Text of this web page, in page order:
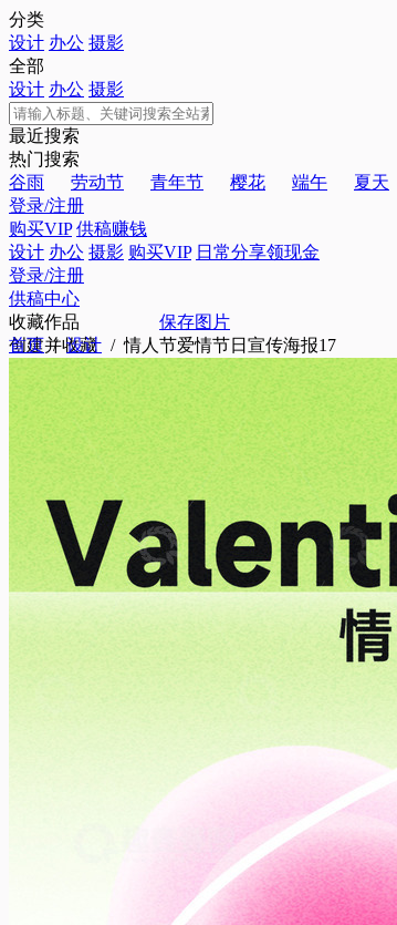
分类
设计 办公 摄影
全部
设计 办公 摄影
最近搜索
热门搜索
谷雨
劳动节 青年节 樱花 端午 夏天
登录/注册
购买VIP 供稿赚钱
设计 办公 摄影 购买VIP 日常分享领现金
登录/注册
供稿中心
收藏作品
创建并收藏
确定
保存图片
首页/设计 / 情人节爱情节日宣传海报17